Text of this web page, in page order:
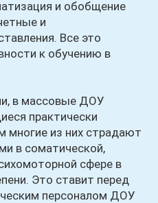
и обобщение
и
Все это
к обучению в
в массовые ДОУ
практически
многие из них страдают
в соматической,
сфере в
Это ставит перед
персоналом ДОУ